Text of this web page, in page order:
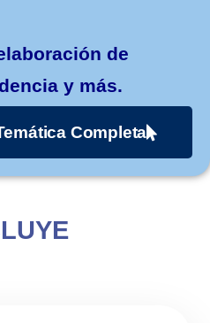
de
y más.
Completa